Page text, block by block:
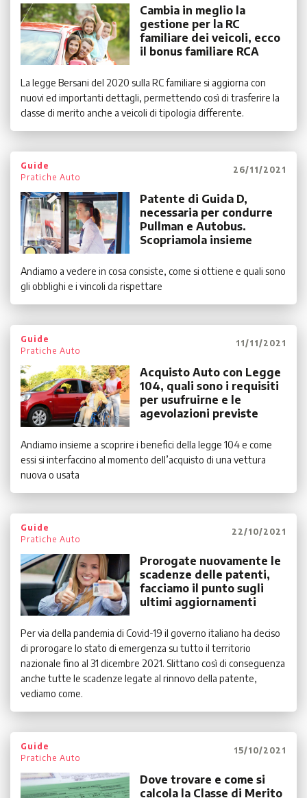
Cambia in meglio la
gestione per la RC
familiare dei veicoli, ecco
il bonus familiare RCA
La legge Bersani del 2020 sulla RC familiare si aggiorna con
nuovi ed importanti dettagli, permettendo così di trasferire la
classe di merito anche a veicoli di tipologia differente.
Guide
Pratiche Auto
26/11/2021
Patente di Guida D,
necessaria per condurre
Pullman e Autobus.
Scopriamola insieme
Andiamo a vedere in cosa consiste, come si ottiene e quali sono
gli obblighi e i vincoli da rispettare
Guide
Pratiche Auto
11/11/2021
Acquisto Auto con Legge
104, quali sono i requisiti
per usufruirne e le
agevolazioni previste
Andiamo insieme a scoprire i benefici della legge 104 e come
essi si interfaccino al momento dell’acquisto di una vettura
nuova o usata
Guide
Pratiche Auto
22/10/2021
Prorogate nuovamente le
scadenze delle patenti,
facciamo il punto sugli
ultimi aggiornamenti
Per via della pandemia di Covid-19 il governo italiano ha deciso
di prorogare lo stato di emergenza su tutto il territorio
nazionale fino al 31 dicembre 2021. Slittano così di conseguenza
anche tutte le scadenze legate al rinnovo della patente,
vediamo come.
Guide
Pratiche Auto
15/10/2021
Dove trovare e come si
calcola la Classe di Merito